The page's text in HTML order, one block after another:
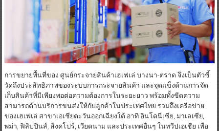
การขยายพื้นที่ของ ศูนย์กระจายสินค้าเฮเฟเล่ บางนา-ตราด จึงเป็นตัวชี้
วัดถึงประสิทธิภาพของระบบการกระจายสินค้า และจุดแข็งด้านการจัด
เก็บสินค้าที่มีเพียงพอต่อความต้องการในระยะยาว พร้อมทั้งขีดความ
สามารถด้านบริการขนส่งให้กับลูกค้าในประเทศไทย รวมถึงเครือข่าย
ของเฮเฟเล่ สาขาเอเชียตะวันออกเฉียงใต้ อาทิ อินโดนีเซีย, มาเลเซีย,
พม่า, ฟิลิปปินส์, สิงคโปร์, เวียดนาม และประเทศอื่นๆ ในทวีปเอเชีย เพื่อ